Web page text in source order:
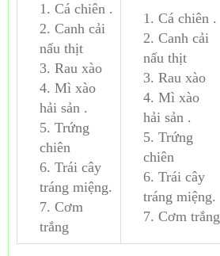
1. Cá chiên .
2. Canh cải
nấu thịt
3. Rau xào
4. Mì xào
hải sản .
5. Trứng
chiên
6. Trái cây
tráng miệng.
7. Cơm
trắng
1. Cá chiên .
2. Canh cải
nấu thịt
3. Rau xào
4. Mì xào
hải sản .
5. Trứng
chiên
6. Trái cây
tráng miệng.
7. Cơm trắng